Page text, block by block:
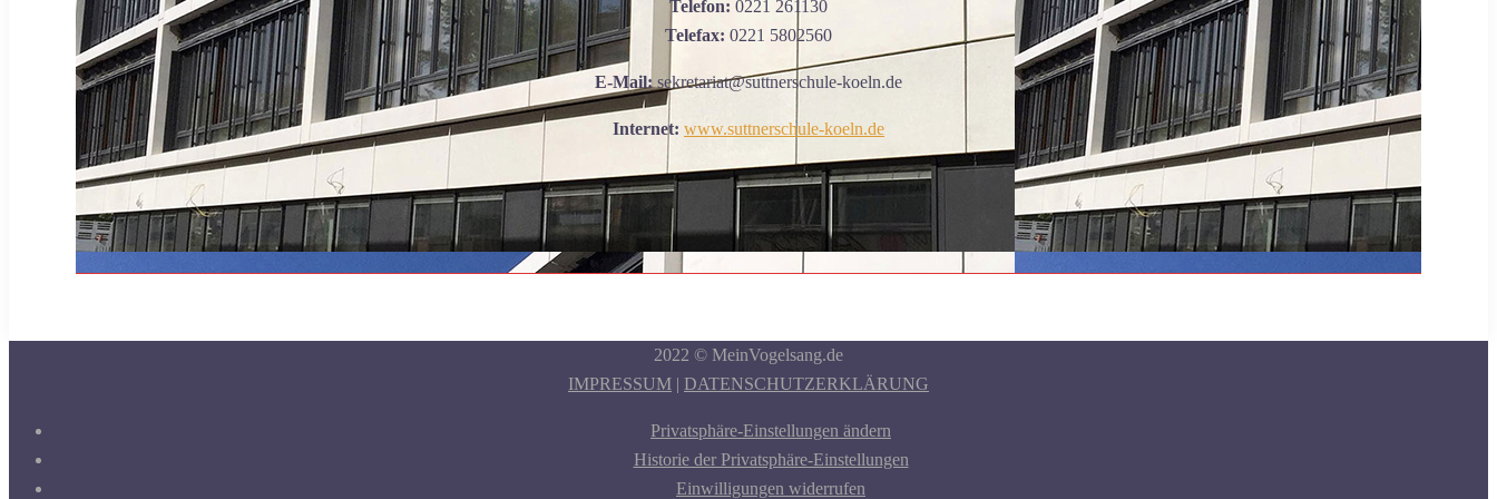
Telefon: 0221 261130
Telefax: 0221 5802560
E-Mail: sekretariat@suttnerschule-koeln.de
Internet: www.suttnerschule-koeln.de
2022 © MeinVogelsang.de
IMPRESSUM | DATENSCHUTZERKLÄRUNG
Privatsphäre-Einstellungen ändern
Historie der Privatsphäre-Einstellungen
Einwilligungen widerrufen